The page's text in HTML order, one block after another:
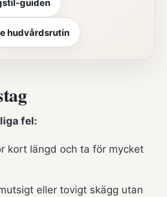
guiden
hudvårdsrutin
fel:
kort längd och ta för mycket
eller tovigt skägg utan